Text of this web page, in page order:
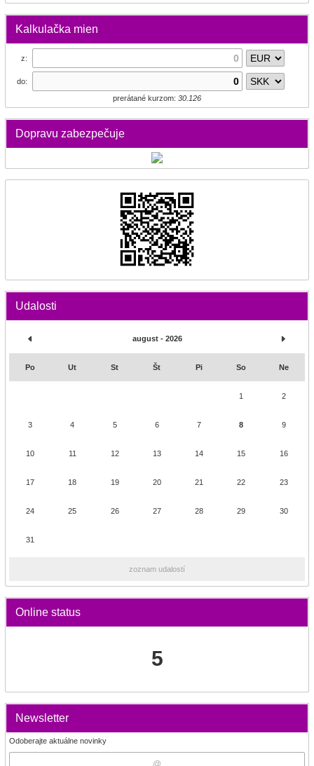
Kalkulačka mien
z:
do:
prerátané kurzom: 30.126
Dopravu zabezpečuje
Udalosti
august - 2026
Po Ut St Št Pi So Ne
1 2
3 4 5 6 7 8 9
10 11 12 13 14 15 16
17 18 19 20 21 22 23
24 25 26 27 28 29 30
31
zoznam udalostí
Online status
5
Newsletter
Odoberajte aktuálne novinky